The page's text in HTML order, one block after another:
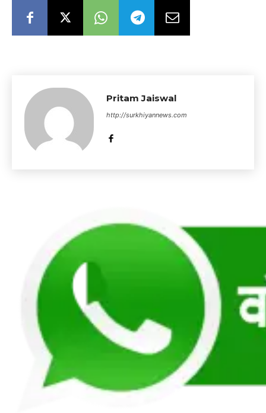
Pritam Jaiswal
http://surkhiyannews.com